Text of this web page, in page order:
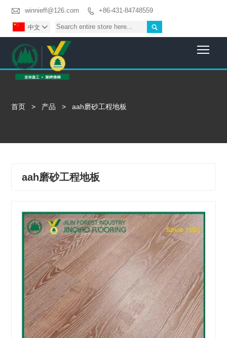
 winnieff@126.com  +86-431-84748559

中文 
首页 > 产品 > aah磨砂工程地板
aah磨砂工程地板